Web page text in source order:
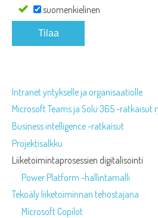
suomenkielinen
Tilaa
Intranet yritykselle ja organisaatiolle
Microsoft Teams ja Solu 365 -ratkaisut
Business intelligence -ratkaisut
Projektisalkku
Liiketoimintaprosessien digitalisointi
Power Platform -hallintamalli
Tekoäly liiketoiminnan tehostajana
Microsoft Copilot